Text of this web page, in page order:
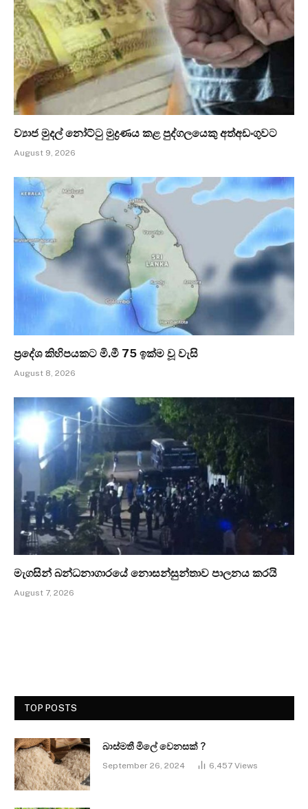
ව්‍යාජ මුදල් නෝට්ටු මුද්‍රණය කළ පුද්ගලයෙකු අත්අඩංගුවට
August 9, 2026
ප්‍රදේශ කිහිපයකට මි.මී 75 ඉක්ම වූ වැසි
August 8, 2026
මැගසින් බන්ධනාගාරයේ නොසන්සුන්තාව පාලනය කරයි
August 7, 2026
TOP POSTS
බාස්මතී මිලේ වෙනසක් ?
September 26, 2024 6,457 Views